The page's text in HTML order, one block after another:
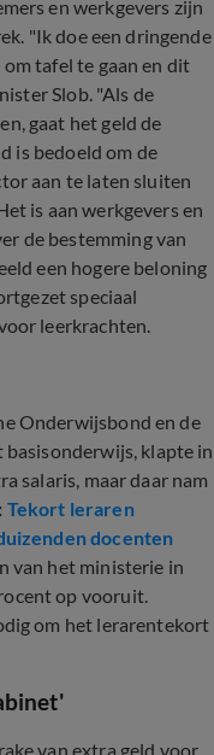
en werkgevers zijn
"Ik doe een dringende
tafel te gaan en dit
Slob. "Als de
gaat het geld de
is bedoeld om de
aan te laten sluiten
is aan werkgevers en
de bestemming van
een hogere beloning
speciaal
leerkrachten.
Onderwijsbond en de
klapte in
salaris, maar daar nam
Tekort leraren
docenten
van het ministerie in
op vooruit.
om het lerarentekort
van extra geld voor